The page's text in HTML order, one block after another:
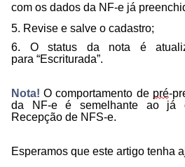
com os dados da NF-e já
5. Revise e salve o cadastro;
6. O status da nota é
para “Escriturada”.
Nota! O comportamento de pré-
da NF-e é semelhante ao já
Recepção de NFS-e.
Esperamos que este artigo tenha